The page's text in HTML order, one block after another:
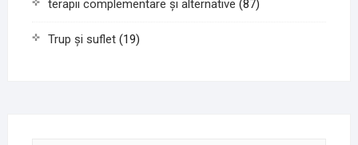
terapii complementare și alternative (87)
Trup și suflet(19)